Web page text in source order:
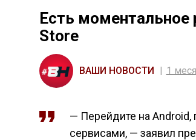
Есть моментальное
Store
ВАШИ НОВОСТИ 1
— Перейдите на
сервисами, — заявил